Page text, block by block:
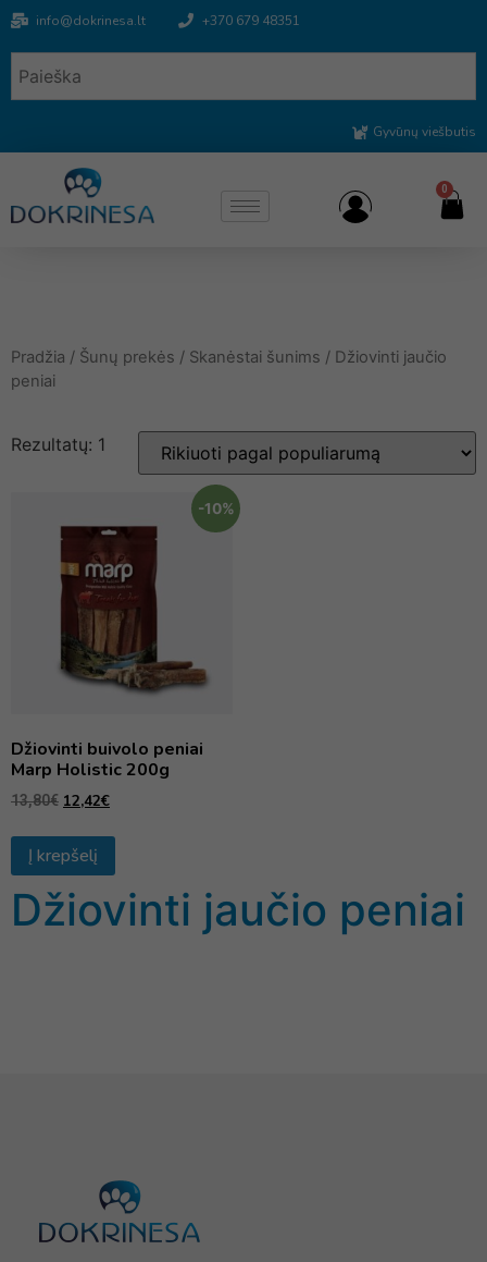
info@dokrinesa.lt +370 679 48351
Gyvūnų viešbutis
0
Pradžia / Šunų prekės / Skanėstai šunims / Džiovinti jaučio
peniai
Rezultatų: 1
-10%
Džiovinti buivolo peniai
Marp Holistic 200g
13,80€ 12,42€
Į krepšelį
Džiovinti jaučio peniai